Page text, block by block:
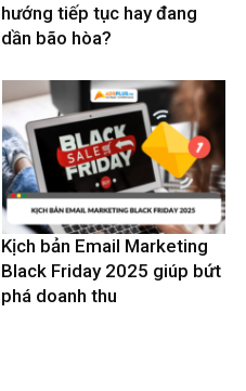
hướng tiếp tục hay đang
dần bão hòa?
Kịch bản Email Marketing
Black Friday 2025 giúp bứt
phá doanh thu